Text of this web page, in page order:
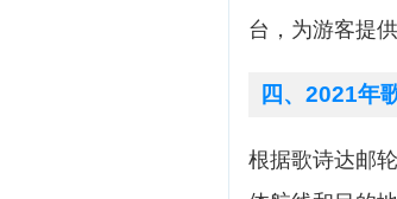
台，为游客提
四、2021年
根据歌诗达邮